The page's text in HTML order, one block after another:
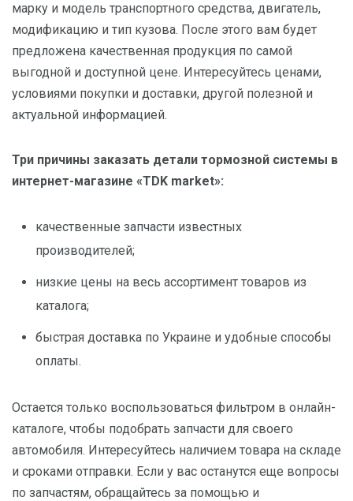
марку и модель транспортного средства, двигатель,
модификацию и тип кузова. После этого вам будет
предложена качественная продукция по самой
выгодной и доступной цене. Интересуйтесь ценами,
условиями покупки и доставки, другой полезной и
актуальной информацией.
Три причины заказать детали тормозной системы в
интернет-магазине «TDK market»:
качественные запчасти известных
производителей;
низкие цены на весь ассортимент товаров из
каталога;
быстрая доставка по Украине и удобные способы
оплаты.
Остается только воспользоваться фильтром в онлайн-
каталоге, чтобы подобрать запчасти для своего
автомобиля. Интересуйтесь наличием товара на складе
и сроками отправки. Если у вас останутся еще вопросы
по запчастям, обращайтесь за помощью и